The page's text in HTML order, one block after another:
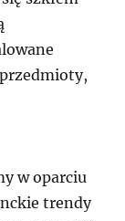
w oparciu
trendy